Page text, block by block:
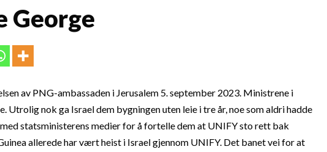
George
av PNG-ambassaden i Jerusalem 5. september 2023. Ministrene i
Utrolig nok ga Israel dem bygningen uten leie i tre år, noe som aldri hadde
statsministerens medier for å fortelle dem at UNIFY sto rett bak
allerede har vært heist i Israel gjennom UNIFY. Det banet vei for at